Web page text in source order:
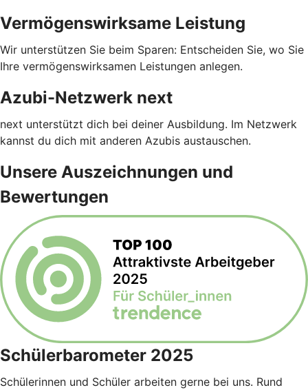
Vermögenswirksame Leistung
Wir unterstützen Sie beim Sparen: Entscheiden Sie, wo Sie
Ihre vermögenswirksamen Leistungen anlegen.
Azubi-Netzwerk next
next unterstützt dich bei deiner Ausbildung. Im Netzwerk
kannst du dich mit anderen Azubis austauschen.
Unsere Auszeichnungen und
Bewertungen
Schülerbarometer 2025
Schülerinnen und Schüler arbeiten gerne bei uns. Rund